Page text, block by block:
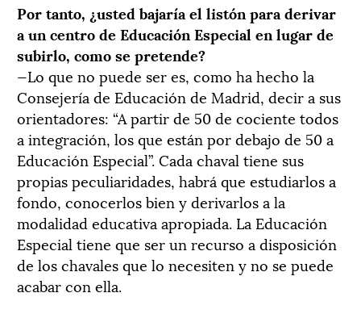
Por tanto, ¿usted bajaría el listón para derivar
a un centro de Educación Especial en lugar de
subirlo, como se pretende?
—Lo que no puede ser es, como ha hecho la
Consejería de Educación de Madrid, decir a sus
orientadores: “A partir de 50 de cociente todos
a integración, los que están por debajo de 50 a
Educación Especial”. Cada chaval tiene sus
propias peculiaridades, habrá que estudiarlos a
fondo, conocerlos bien y derivarlos a la
modalidad educativa apropiada. La Educación
Especial tiene que ser un recurso a disposición
de los chavales que lo necesiten y no se puede
acabar con ella.